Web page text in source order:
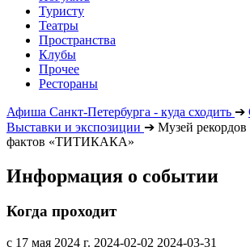
Туристу
Театры
Пространства
Клубы
Прочее
Рестораны
Афиша Санкт-Петербурга - куда сходить ➔
Выставки и экспозиции ➔ Музей
фактов «ТИТИКАКА»
Информация о событии
Когда проходит
с 17 мая 2024 г. 2024-02-02 2024-03-31